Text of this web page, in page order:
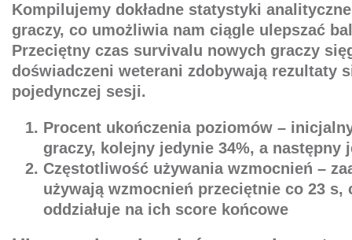
Kompilujemy dokładne statystyki analityczne
graczy, co umożliwia nam ciągle ulepszać
Przeciętny czas survivalu nowych graczy
doświadczeni weterani zdobywają rezultaty
pojedynczej sesji.
Procent ukończenia poziomów –
graczy, kolejny jedynie 34%, a następny
Częstotliwość używania wzmocnień –
używają wzmocnień przeciętnie co 23 s,
oddziałuje na ich score końcowe